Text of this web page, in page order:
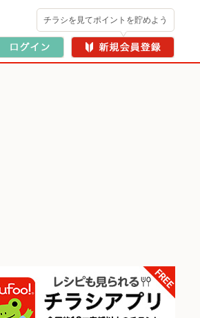
チラシを見てポイントを貯めよう